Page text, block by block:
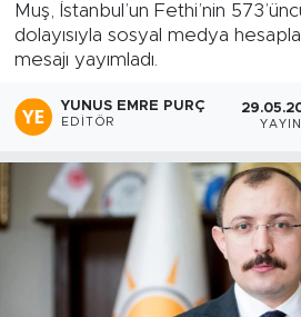
Muş, İstanbul’un Fethi’nin
dolayısıyla sosyal medya
mesajı yayımladı.
YUNUS EMRE PURÇ
EDITÖR
Tüm Manşetler
Son Dakika Haberleri
Haber Arşivi